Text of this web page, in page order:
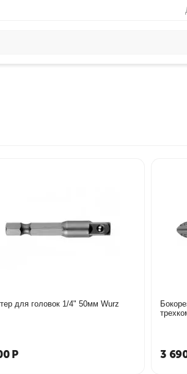
для головок 1/4" 50мм Wurz
Р 3